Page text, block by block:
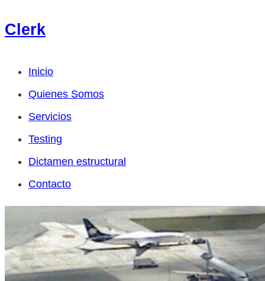
Clerk
Inicio
Quienes Somos
Servicios
Testing
Dictamen estructural
Contacto